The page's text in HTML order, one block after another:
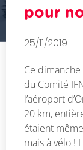
pour
25/11/2019
Ce
du Comité
l’aéroport
20 km,
étaient
mais à vélo !